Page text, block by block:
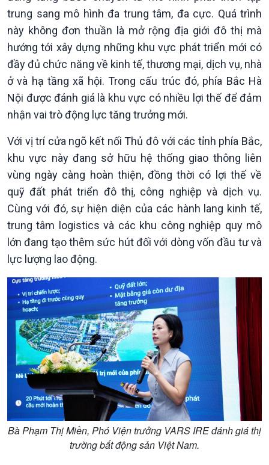
Kinh tế
Nông nghiệp & Biển đảo
trung sang mô hình đa trung tâm, đa cực. Quá trình
này không đơn thuần là mở rộng địa giới đô thị mà
hướng tới xây dựng những khu vực phát triển mới có
đầy đủ chức năng về kinh tế, thương mại, dịch vụ, nhà
ở và hạ tầng xã hội. Trong cấu trúc đó, phía Bắc Hà
Nội được đánh giá là khu vực có nhiều lợi thế để đảm
nhận vai trò động lực tăng trưởng mới.
Với vị trí cửa ngõ kết nối Thủ đô với các tỉnh phía Bắc,
khu vực này đang sở hữu hệ thống giao thông liên
vùng ngày càng hoàn thiện, đồng thời có lợi thế về
quỹ đất phát triển đô thị, công nghiệp và dịch vụ.
Cùng với đó, sự hiện diện của các hành lang kinh tế,
trung tâm logistics và các khu công nghiệp quy mô
lớn đang tạo thêm sức hút đối với dòng vốn đầu tư và
lực lượng lao động.
Bà Phạm Thị Miền, Phó Viện trưởng VARS IRE đánh giá thị
trường bất động sản Việt Nam.